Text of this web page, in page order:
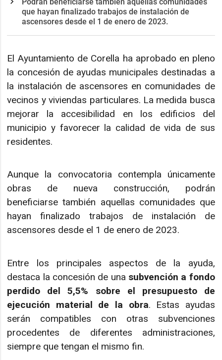
que hayan finalizado trabajos de instalación de
ascensores desde el 1 de enero de 2023.
El Ayuntamiento de Corella ha aprobado en pleno
la concesión de ayudas municipales destinadas a
la instalación de ascensores en comunidades de
vecinos y viviendas particulares. La medida busca
mejorar la accesibilidad en los edificios del
municipio y favorecer la calidad de vida de sus
residentes.
Aunque la convocatoria contempla únicamente
obras de nueva construcción, podrán
beneficiarse también aquellas comunidades que
hayan finalizado trabajos de instalación de
ascensores desde el 1 de enero de 2023.
Entre los principales aspectos de la ayuda,
destaca la concesión de una subvención a fondo
perdido del 5,5% sobre el presupuesto de
ejecución material de la obra. Estas ayudas
serán compatibles con otras subvenciones
procedentes de diferentes administraciones,
siempre que tengan el mismo fin.